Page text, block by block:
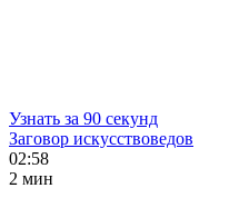
Узнать за 90 секунд
Заговор искусствоведов
02:58
2 мин